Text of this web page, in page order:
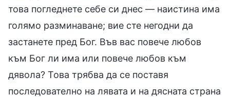
това погледнете себе си днес — наистина има
голямо разминаване; вие сте негодни да
застанете пред Бог. Във вас повече любов
към Бог ли има или повече любов към
дявола? Това трябва да се поставя
последователно на лявата и на дясната страна